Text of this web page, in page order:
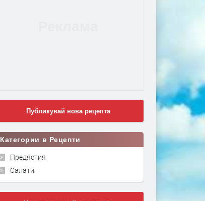
Публикувай нова рецепта
Категории в Рецепти
Предястия
Салати